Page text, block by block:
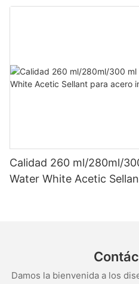
sellador de silicona
Calidad 260 ml/280ml/
Water White Acetic
Damos la bienvenida a los